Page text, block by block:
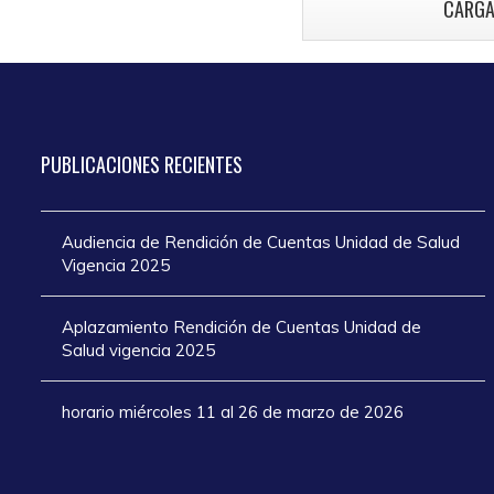
Santa 2025
PUBLICACIONES RECIENTES
Audiencia de Rendición de Cuentas Unidad de Salud
Vigencia 2025
Aplazamiento Rendición de Cuentas Unidad de
Salud vigencia 2025
horario miércoles 11 al 26 de marzo de 2026